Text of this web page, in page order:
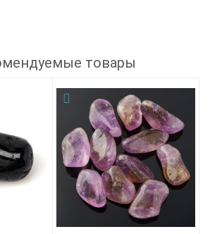
товары